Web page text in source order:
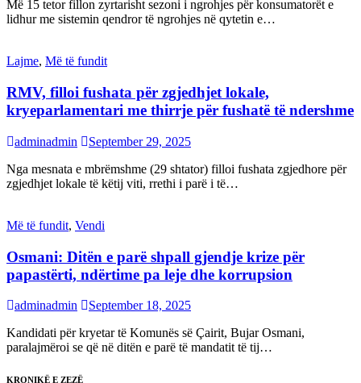
Më 15 tetor fillon zyrtarisht sezoni i ngrohjes për konsumatorët e
lidhur me sistemin qendror të ngrohjes në qytetin e…
Lajme, Më të fundit
RMV, filloi fushata për zgjedhjet lokale,
kryeparlamentari me thirrje për fushatë të ndershme
adminadmin
September 29, 2025
Nga mesnata e mbrëmshme (29 shtator) filloi fushata zgjedhore për
zgjedhjet lokale të këtij viti, rrethi i parë i të…
Më të fundit, Vendi
Osmani: Ditën e parë shpall gjendje krize për
papastërti, ndërtime pa leje dhe korrupsion
adminadmin
September 18, 2025
Kandidati për kryetar të Komunës së Çairit, Bujar Osmani,
paralajmëroi se që në ditën e parë të mandatit të tij…
KRONIKË E ZEZË